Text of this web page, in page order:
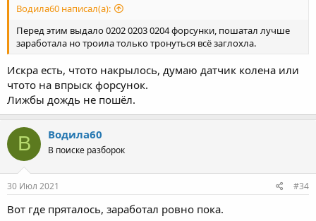
Водила60 написал(а):
Перед этим выдало 0202 0203 0204 форсунки, пошатал лучше
заработала но троила только тронуться всё заглохла.
Искра есть, чтото накрылось, думаю датчик колена или
чтото на впрыск форсунок.
Лижбы дождь не пошёл.
В Водила60
В поиске разборок
30 Июл 2021 #34
Вот где пряталось, заработал ровно пока.